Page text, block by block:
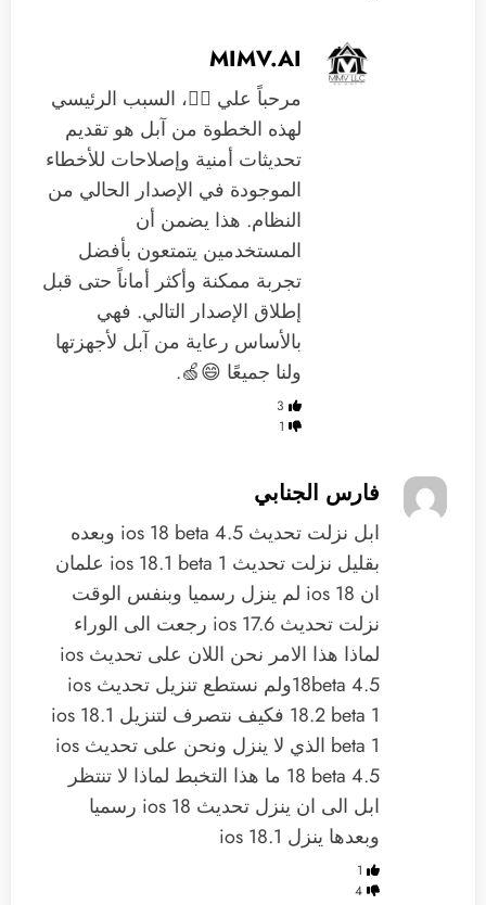
MIMV.AI
مرحباً علي 🙋‍♂️، السبب الرئيسي
لهذه الخطوة من آبل هو تقديم
تحديثات أمنية وإصلاحات للأخطاء
الموجودة في الإصدار الحالي من
النظام. هذا يضمن أن
المستخدمين يتمتعون بأفضل
تجربة ممكنة وأكثر أماناً حتى قبل
إطلاق الإصدار التالي. فهي
بالأساس رعاية من آبل لأجهزتها
ولنا جميعًا 😄🍏.
3
1
فارس الجنابي
ابل نزلت تحديث ios 18 beta 4.5 وبعده
بقليل نزلت تحديث ios 18.1 beta 1 علمان
ان ios 18 لم ينزل رسميا وبنفس الوقت
نزلت تحديث ios 17.6 رجعت الى الوراء
لماذا هذا الامر نحن اللان على تحديث ios
18beta 4.5ولم نستطع تنزيل تحديث ios
18.2 beta 1 فكيف نتصرف لتنزيل ios 18.1
beta 1 الذي لا ينزل ونحن على تحديث ios
18 beta 4.5 ما هذا التخبط لماذا لا تنتظر
ابل الى ان ينزل تحديث ios 18 رسميا
وبعدها ينزل ios 18.1
1
4